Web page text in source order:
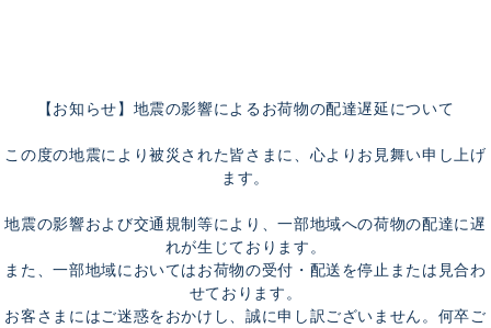
【お知らせ】地震の影響によるお荷物の配達遅延について
この度の地震により被災された皆さまに、心よりお見舞い申し上げ
ます。
地震の影響および交通規制等により、一部地域への荷物の配達に遅
れが生じております。
また、一部地域においてはお荷物の受付・配送を停止または見合わ
せております。
お客さまにはご迷惑をおかけし、誠に申し訳ございません。何卒ご